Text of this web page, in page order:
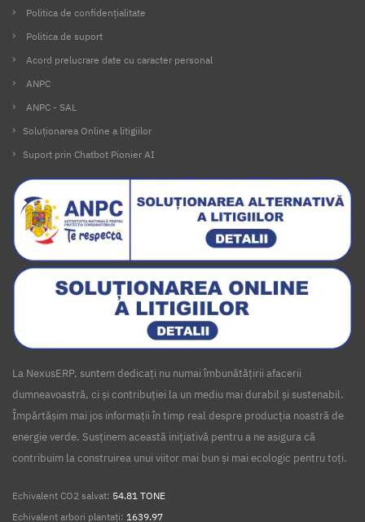
Politica de confidențialitate
Politica de suport
Acord prelucrare date cu caracter personal
ANPC
ANPC - SAL
Soluționarea Online a litigiilor
Suport prin Chatbot Pionier AI
La NexusERP, suntem dedicați nu numai îmbunătățirii afacerii
dumneavoastră, ci și contribuției la un mediu mai durabil și sustenabil.
Împărtășim mai jos informații în timp real despre producția noastră de
energie verde. Susținem această inițiativă pentru a ne asigura că
contribuim la construirea unui viitor mai bun și mai ecologic pentru toți.
Echivalent CO2 salvat: 54.81 TONE
Echivalent arbori plantați: 1639.97